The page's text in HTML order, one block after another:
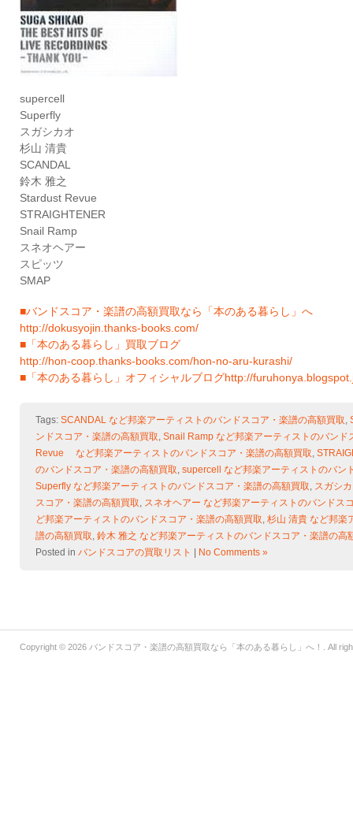
supercell
Superfly
スガシカオ
杉山 清貴
SCANDAL
鈴木 雅之
Stardust Revue
STRAIGHTENER
Snail Ramp
スネオヘアー
スピッツ
SMAP
■バンドスコア・楽譜の高額買取なら「本のある暮らし」へ
http://dokusyojin.thanks-books.com/
■「本のある暮らし」買取ブログ
http://hon-coop.thanks-books.com/hon-no-aru-kurashi/
■「本のある暮らし」オフィシャルブログhttp://
Tags: SCANDAL など邦楽アーティストのバンドスコア・楽譜の高額買取,
ンドスコア・楽譜の高額買取, Snail Ramp など邦楽アーティストのバンド
Revue など邦楽アーティストのバンドスコア・楽譜の高額買取,
のバンドスコア・楽譜の高額買取, supercell など邦楽アーティストのバン
Superfly など邦楽アーティストのバンドスコア・楽譜の高額買取, スガシ
スコア・楽譜の高額買取, スネオヘアー など邦楽アーティストのバンドス
ど邦楽アーティストのバンドスコア・楽譜の高額買取, 杉山 清貴 など邦楽
譜の高額買取, 鈴木 雅之 など邦楽アーティストのバンドスコア・楽譜の高
Posted in バンドスコアの買取リスト No Comments »
Copyright © 2026 バンドスコア・楽譜の高額買取なら「本のある暮らし」へ！ . All